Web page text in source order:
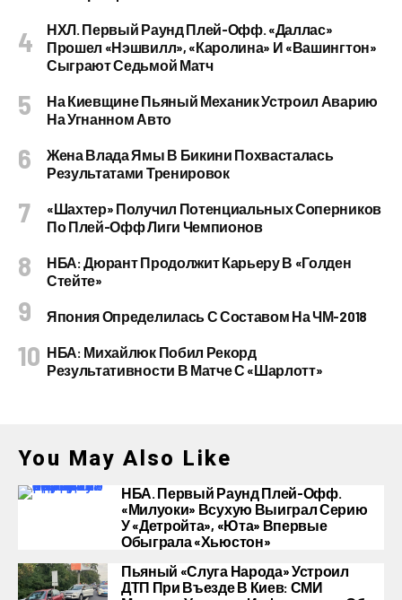
НХЛ. Первый Раунд Плей-Офф. «Даллас»
Прошел «Нэшвилл», «Каролина» И «Вашингтон»
Сыграют Седьмой Матч
На Киевщине Пьяный Механик Устроил Аварию
На Угнанном Авто
Жена Влада Ямы В Бикини Похвасталась
Результатами Тренировок
«Шахтер» Получил Потенциальных Соперников
По Плей-Офф Лиги Чемпионов
НБА: Дюрант Продолжит Карьеру В «Голден
Стейте»
Япония Определилась С Составом На ЧМ-2018
НБА: Михайлюк Побил Рекорд
Результативности В Матче С «Шарлотт»
You May Also Like
НБА. Первый Раунд Плей-Офф.
«Милуоки» Всухую Выиграл Серию
У «Детройта», «Юта» Впервые
Обыграла «Хьюстон»
Пьяный «слуга Народа» Устроил
ДТП При Въезде В Киев: СМИ